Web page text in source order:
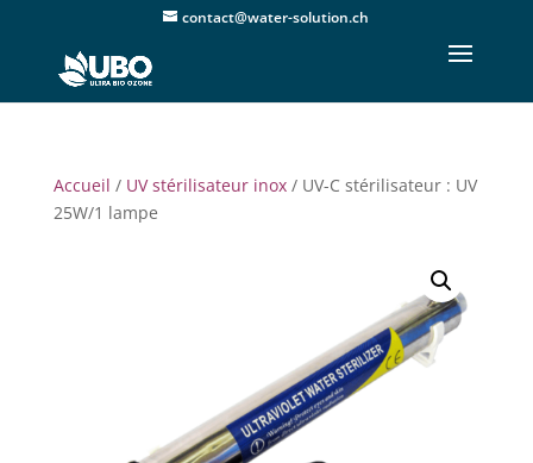
contact@water-solution.ch
Accueil / UV stérilisateur inox/ UV-C stérilisateur : UV
25W/1 lampe